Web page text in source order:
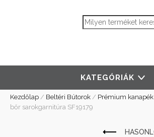
Products search
KATEGÓRIÁK
Kezdőlap / Beltéri Bútorok / Prémium kanapék
bőr sarokgarnitúra SF19179